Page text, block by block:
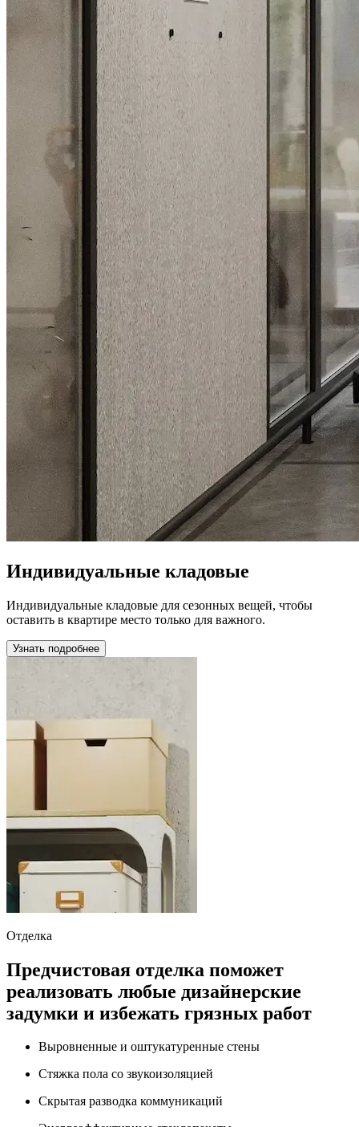
Индивидуальные кладовые
Индивидуальные кладовые для сезонных вещей, чтобы
оставить в квартире место только для важного.
Узнать подробнее
Отделка
Предчистовая отделка поможет
реализовать любые дизайнерские
задумки и избежать грязных работ
Выровненные и оштукатуренные стены
Стяжка пола со звукоизоляцией
Скрытая разводка коммуникаций